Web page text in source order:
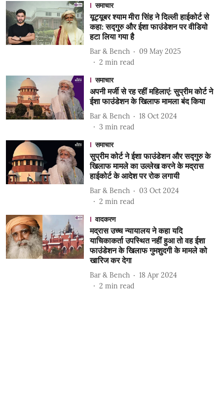
समाचार
यूट्यूबर श्याम मीरा सिंह ने दिल्ली हाईकोर्ट से
कहा: सद्गुरु और ईशा फाउंडेशन पर वीडियो
हटा लिया गया है
Bar & Bench
09 May 2025
2 min read
समाचार
अपनी मर्जी से रह रहीं महिलाएं: सुप्रीम कोर्ट ने
ईशा फाउंडेशन के खिलाफ मामला बंद किया
Bar & Bench
18 Oct 2024
3 min read
समाचार
सुप्रीम कोर्ट ने ईशा फाउंडेशन और सद्गुरु के
खिलाफ मामले का उल्लेख करने के मद्रास
हाईकोर्ट के आदेश पर रोक लगायी
Bar & Bench
03 Oct 2024
2 min read
वादकरण
मद्रास उच्च न्यायालय ने कहा यदि
याचिकाकर्ता उपस्थित नहीं हुआ तो वह ईशा
फाउंडेशन के खिलाफ गुमशुदगी के मामले को
खारिज कर देगा
Bar & Bench
18 Apr 2024
2 min read